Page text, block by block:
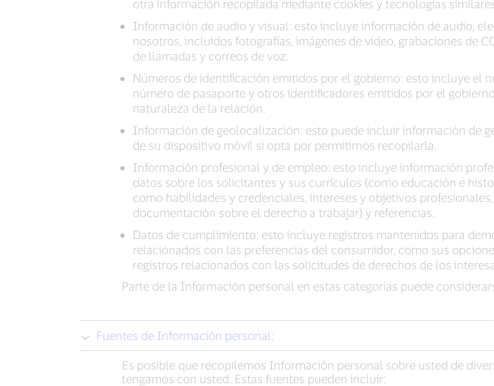
otra información recopilada mediante cookies y tecnologías
Información de audio y visual: esto incluye información de audio,
nosotros, incluidos fotografías, imágenes de video, grabaciones de
de llamadas y correos de voz.
Números de identificación emitidos por el gobierno: esto incluye el
número de pasaporte y otros identificadores emitidos por el
naturaleza de la relación.
Información de geolocalización: esto puede incluir información de
de su dispositivo móvil si opta por permitirnos recopilarla.
Información profesional y de empleo: esto incluye información
datos sobre los solicitantes y sus currículos (como educación e
como habilidades y credenciales, intereses y objetivos
documentación sobre el derecho a trabajar) y referencias.
Datos de cumplimiento: esto incluye registros mantenidos para
relacionados con las preferencias del consumidor, como sus
registros relacionados con las solicitudes de derechos de los
Parte de la Información personal en estas categorías puede
Fuentes de Información personal:
Es posible que recopilemos Información personal sobre usted de
tengamos con usted. Estas fuentes pueden incluir: